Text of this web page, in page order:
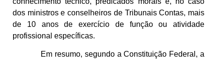
dos ministros e conselheiros de Tribunais Contas, mais
de 10 anos de exercício de função ou atividade
profissional específicas.
Em resumo, segundo a Constituição Federal, a